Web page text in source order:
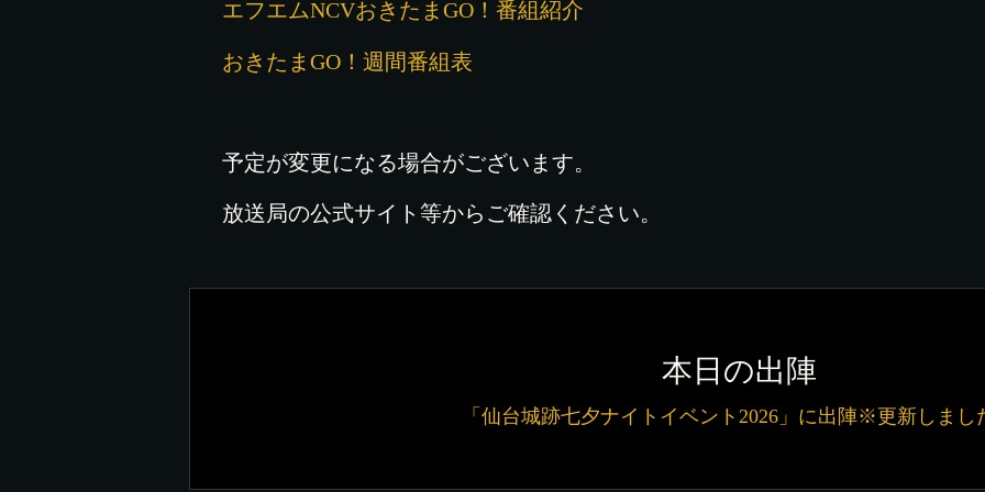
エフエムNCVおきたまGO！番組紹介
おきたまGO！週間番組表
予定が変更になる場合がございます。
放送局の公式サイト等からご確認ください。
本日の出陣
「仙台城跡七夕ナイトイベント2026」に出陣※更新しまし